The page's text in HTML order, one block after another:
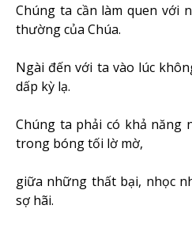
Chúng ta cần làm quen với
thường của Chúa.
Ngài đến với ta vào lúc
dấp kỳ lạ.
Chúng ta phải có khả năng
trong bóng tối lờ mờ,
giữa những thất bại, nhọc
sợ hãi.